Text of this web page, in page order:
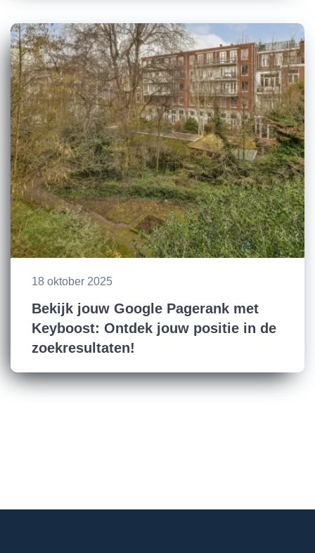
18 oktober 2025
Bekijk jouw Google Pagerank met
Keyboost: Ontdek jouw positie in de
zoekresultaten!